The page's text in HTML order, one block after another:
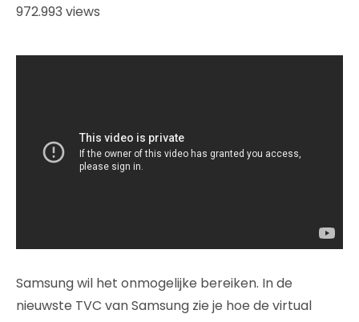
972.993 views
Samsung wil het onmogelijke bereiken. In de
nieuwste TVC van Samsung zie je hoe de virtual